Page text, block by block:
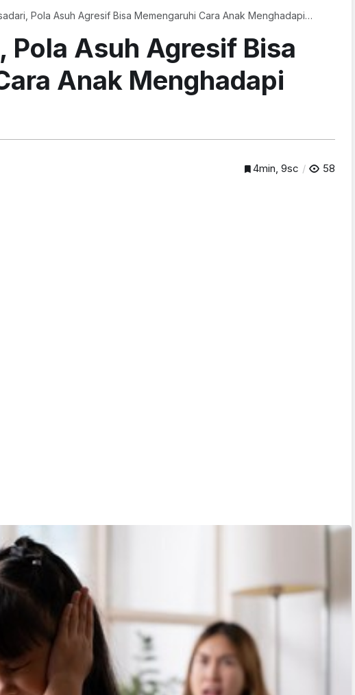
Pola Asuh Agresif Bisa Memengaruhi Cara Anak Menghadapi
Pola Asuh Agresif Bisa
Anak Menghadapi
4min, 9sc 58